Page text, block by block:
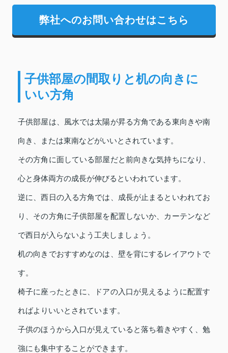
弊社へのお問い合わせはこちら
子供部屋の間取りと机の向きに
いい方角
子供部屋は、風水では太陽が昇る方角である東向きや南
向き、または東南などがいいとされています。
その方角に面している部屋だと前向きな気持ちになり、
心と身体両方の成長が伸びるといわれています。
逆に、西日の入る方角では、成長が止まるといわれてお
り、その方角に子供部屋を配置しないか、カーテンなど
で西日が入らないよう工夫しましょう。
机の向きでおすすめなのは、壁を背にするレイアウトで
す。
椅子に座ったときに、ドアの入口が見えるように配置す
ればよりいいとされています。
子供のほうから入口が見えていると落ち着きやすく、勉
強にも集中することができます。